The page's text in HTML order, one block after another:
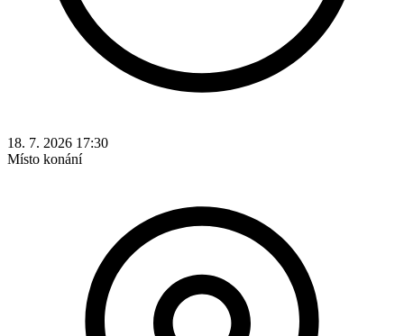
18. 7. 2026 17:30
Místo konání